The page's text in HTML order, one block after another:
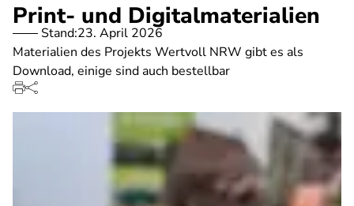
Print- und Digitalmaterialien
Stand:23. April 2026
Materialien des Projekts Wertvoll NRW gibt es als
Download, einige sind auch bestellbar